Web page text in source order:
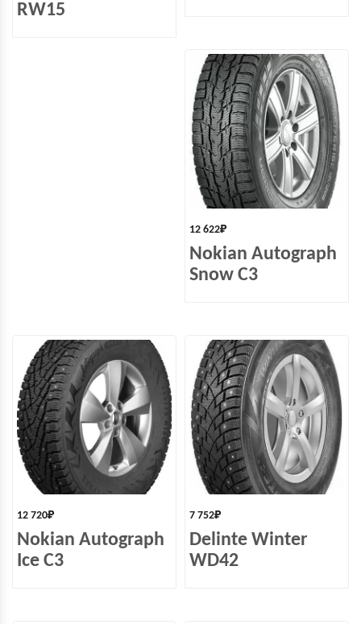
RW15
12 622₽
Nokian Autograph
Snow C3
12 720₽
Nokian Autograph
Ice C3
7 752₽
Delinte Winter
WD42